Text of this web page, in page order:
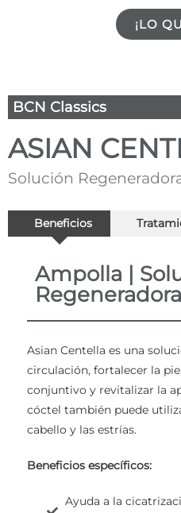
¡LO
BCN Classics
ASIAN
Solución
Beneficios
Ampolla |
Regeneradora
Asian Centella es una
circulación, fortalecer la
conjuntivo y revitalizar la
cóctel también puede
cabello y las estrías.
Beneficios específicos:
Ayuda a la